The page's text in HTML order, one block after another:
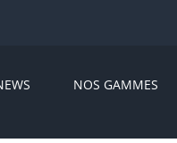
NOS GAMMES